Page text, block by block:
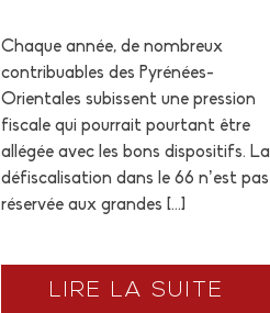
Chaque année, de nombreux
contribuables des Pyrénées-
Orientales subissent une pression
fiscale qui pourrait pourtant être
allégée avec les bons dispositifs. La
défiscalisation dans le 66 n’est pas
réservée aux grandes […]
LIRE LA SUITE